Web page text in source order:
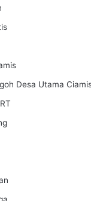
Desa Utama